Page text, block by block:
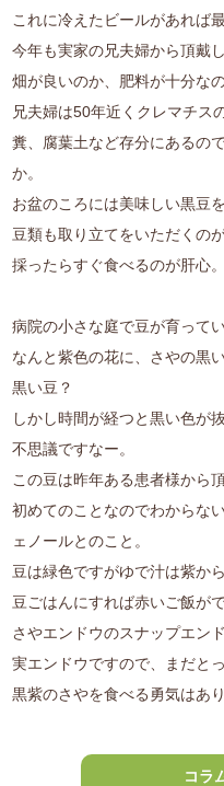
これに冷えたビールがあれば
今年も実家の兄夫婦から頂戴し
畑が良いのか、肥料が十分な
兄夫婦は50年近くクレマチス
糞、腐葉土など存分にあるの
か。
お盆のころには美味しい黒豆
豆類も取り立てをいただくの
採ったらすぐ食べるのが肝心。
病院の小さな庭で豆が育ってい
なんと紫色の花に、さやの黒
黒い豆？
しかし時間が経つと黒い色が
不思議ですなー。
この豆は昨年ある患者様から
初めてのことなのでわからな
ェノールとのこと。
豆は緑色ですがゆで汁は紫か
豆ごはんにすれば赤いご飯が
さやエンドウのスナップエン
実エンドウですので、まだと
黒紫のさやを食べる勇気はあ
コラ